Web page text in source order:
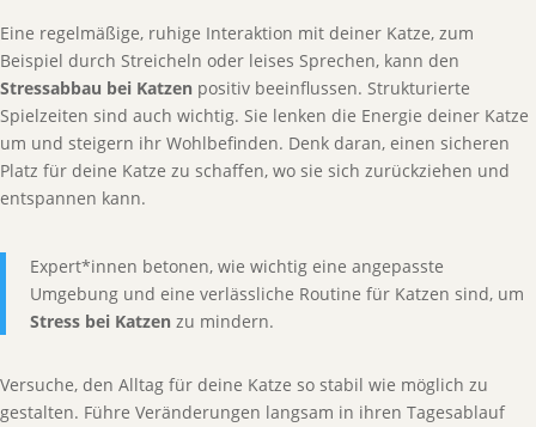
Eine regelmäßige, ruhige Interaktion mit deiner Katze, zum
Beispiel durch Streicheln oder leises Sprechen, kann den
Stressabbau bei Katzen positiv beeinflussen. Strukturierte
Spielzeiten sind auch wichtig. Sie lenken die Energie deiner Katze
um und steigern ihr Wohlbefinden. Denk daran, einen sicheren
Platz für deine Katze zu schaffen, wo sie sich zurückziehen und
entspannen kann.
Expert*innen betonen, wie wichtig eine angepasste
Umgebung und eine verlässliche Routine für Katzen sind, um
Stress bei Katzen zu mindern.
Versuche, den Alltag für deine Katze so stabil wie möglich zu
gestalten. Führe Veränderungen langsam in ihren Tagesablauf